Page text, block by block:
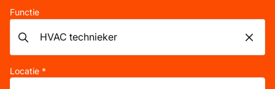
Functie
Locatie *